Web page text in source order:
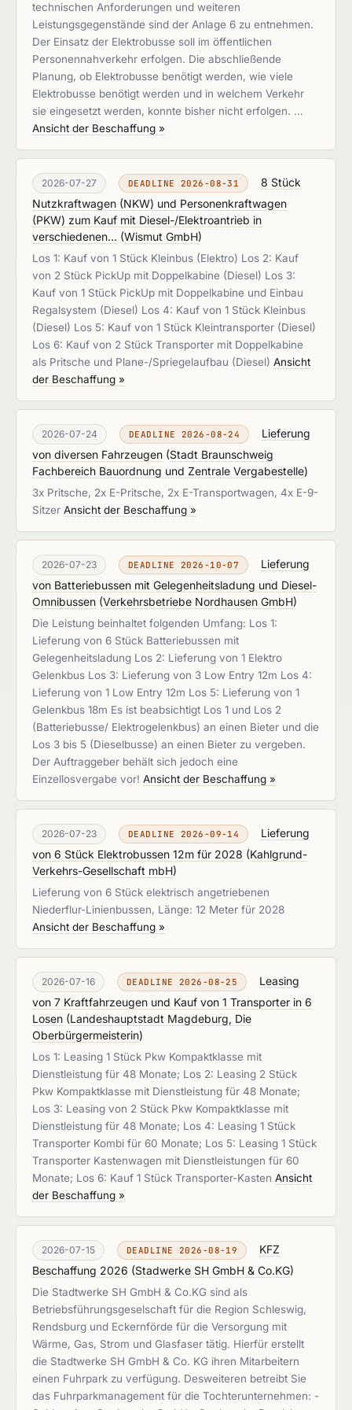
technischen Anforderungen und weiteren
Leistungsgegenstände sind der Anlage 6 zu entnehmen.
Der Einsatz der Elektrobusse soll im öffentlichen
Personennahverkehr erfolgen. Die abschließende
Planung, ob Elektrobusse benötigt werden, wie viele
Elektrobusse benötigt werden und in welchem Verkehr
sie eingesetzt werden, konnte bisher nicht erfolgen. …
Ansicht der Beschaffung »
2026-07-27 DEADLINE 2026-08-31
8 Stück
Nutzkraftwagen (NKW) und Personenkraftwagen
(PKW) zum Kauf mit Diesel-/Elektroantrieb in
verschiedenen... (Wismut GmbH)
Los 1: Kauf von 1 Stück Kleinbus (Elektro) Los 2: Kauf
von 2 Stück PickUp mit Doppelkabine (Diesel) Los 3:
Kauf von 1 Stück PickUp mit Doppelkabine und Einbau
Regalsystem (Diesel) Los 4: Kauf von 1 Stück Kleinbus
(Diesel) Los 5: Kauf von 1 Stück Kleintransporter (Diesel)
Los 6: Kauf von 2 Stück Transporter mit Doppelkabine
als Pritsche und Plane-/Spriegelaufbau (Diesel) Ansicht
der Beschaffung »
2026-07-24 DEADLINE 2026-08-24
Lieferung
von diversen Fahrzeugen (Stadt Braunschweig
Fachbereich Bauordnung und Zentrale Vergabestelle)
3x Pritsche, 2x E-Pritsche, 2x E-Transportwagen, 4x E-9-
Sitzer Ansicht der Beschaffung »
2026-07-23 DEADLINE 2026-10-07
Lieferung
von Batteriebussen mit Gelegenheitsladung und Diesel-
Omnibussen (Verkehrsbetriebe Nordhausen GmbH)
Die Leistung beinhaltet folgenden Umfang: Los 1:
Lieferung von 6 Stück Batteriebussen mit
Gelegenheitsladung Los 2: Lieferung von 1 Elektro
Gelenkbus Los 3: Lieferung von 3 Low Entry 12m Los 4:
Lieferung von 1 Low Entry 12m Los 5: Lieferung von 1
Gelenkbus 18m Es ist beabsichtigt Los 1 und Los 2
(Batteriebusse/ Elektrogelenkbus) an einen Bieter und die
Los 3 bis 5 (Dieselbusse) an einen Bieter zu vergeben.
Der Auftraggeber behält sich jedoch eine
Einzellosvergabe vor! Ansicht der Beschaffung »
2026-07-23 DEADLINE 2026-09-14
Lieferung
von 6 Stück Elektrobussen 12m für 2028 (Kahlgrund-
Verkehrs-Gesellschaft mbH)
Lieferung von 6 Stück elektrisch angetriebenen
Niederflur-Linienbussen, Länge: 12 Meter für 2028
Ansicht der Beschaffung »
2026-07-16 DEADLINE 2026-08-25
Leasing
von 7 Kraftfahrzeugen und Kauf von 1 Transporter in 6
Losen (Landeshauptstadt Magdeburg, Die
Oberbürgermeisterin)
Los 1: Leasing 1 Stück Pkw Kompaktklasse mit
Dienstleistung für 48 Monate; Los 2: Leasing 2 Stück
Pkw Kompaktklasse mit Dienstleistung für 48 Monate;
Los 3: Leasing von 2 Stück Pkw Kompaktklasse mit
Dienstleistung für 48 Monate; Los 4: Leasing 1 Stück
Transporter Kombi für 60 Monate; Los 5: Leasing 1 Stück
Transporter Kastenwagen mit Dienstleistungen für 60
Monate; Los 6: Kauf 1 Stück Transporter-Kasten Ansicht
der Beschaffung »
2026-07-15 DEADLINE 2026-08-19
KFZ
Beschaffung 2026 (Stadwerke SH GmbH & Co.KG)
Die Stadtwerke SH GmbH & Co.KG sind als
Betriebsführungsgeselschaft für die Region Schleswig,
Rendsburg und Eckernförde für die Versorgung mit
Wärme, Gas, Strom und Glasfaser tätig. Hierfür erstellt
die Stadtwerke SH GmbH & Co. KG ihren Mitarbeitern
einen Fuhrpark zu verfügung. Desweiteren betreibt Sie
das Fuhrparkmanagement für die Tochterunternehmen: -